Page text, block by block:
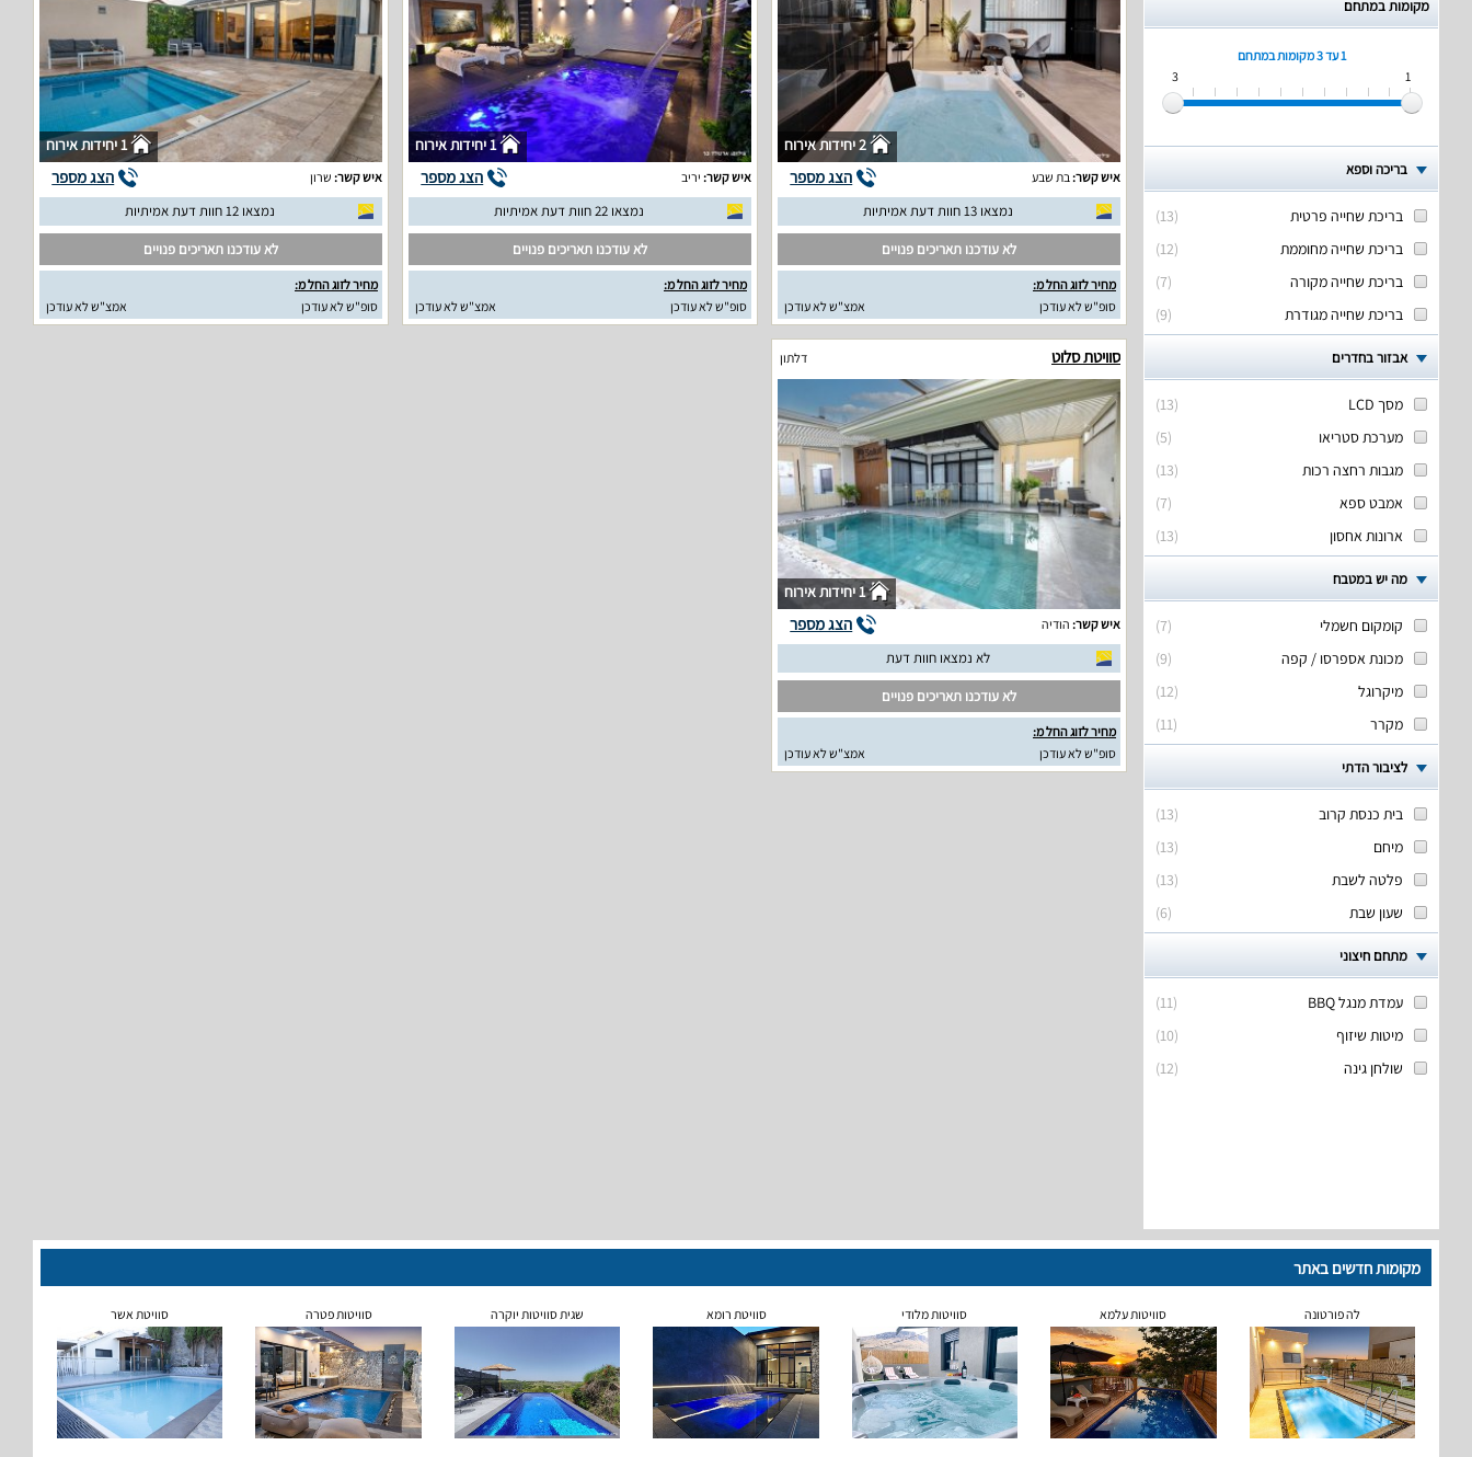
מקומות במתחם
1 עד 3
מקומות במתחם
1
3
בריכה וספא
(
13
)
בריכת שחייה פרטית
(
12
)
בריכת שחייה מחוממת
(
7
)
בריכת שחייה מקורה
(
9
) בריכת שחייה מגודרת
אבזור בחדרים
(
13
)
מסך LCD
(
5
)
מערכת סטריאו
(
13
)
מגבות רחצה רכות
(
7
)
אמבט ספא
(
13
) ארונות אחסון
מה יש במטבח
(
7
)
קומקום חשמלי
(
9
)
מכונת אספרסו / קפה
(
12
)
מיקרוגל
(
11
) מקרר
לציבור הדתי
(
13
)
בית כנסת קרוב
(
13
)
מיחם
(
13
)
פלטה לשבת
(
6
) שעון שבת
מתחם חיצוני
(
11
)
עמדת מנגל BBQ
(
10
)
מיטות שיזוף
(
12
) שולחן גינה
2 יחידות אירוח
איש קשר:בת שבע הצג מספר
נמצאו 13 חוות דעת אמיתיות
לא עודכנו תאריכים פנויים
מחיר לזוג החל מ:
סופ"ש לא עודכן
אמצ"ש לא עודכן
1 יחידות אירוח
איש קשר: יריב הצג מספר
נמצאו 22 חוות דעת אמיתיות
לא עודכנו תאריכים פנויים
מחיר לזוג החל מ:
סופ"ש לא עודכן
אמצ"ש לא עודכן
1 יחידות אירוח
איש קשר: שרון הצג מספר
נמצאו 12 חוות דעת אמיתיות
לא עודכנו תאריכים פנויים
מחיר לזוג החל מ:
סופ"ש לא עודכן
אמצ"ש לא עודכן
סוויטת סלוט דלתון
1 יחידות אירוח
איש קשר: הודיה הצג מספר
לא נמצאו חוות דעת
לא עודכנו תאריכים פנויים
מחיר לזוג החל מ:
סופ"ש לא עודכן
אמצ"ש לא עודכן
מקומות חדשים באתר
לה פורטונה סוויטות עלמא סוויטות מלודי סוויטת רומא שגית סוויטות יוקרה סוויטות פטרה סוויטת אשר